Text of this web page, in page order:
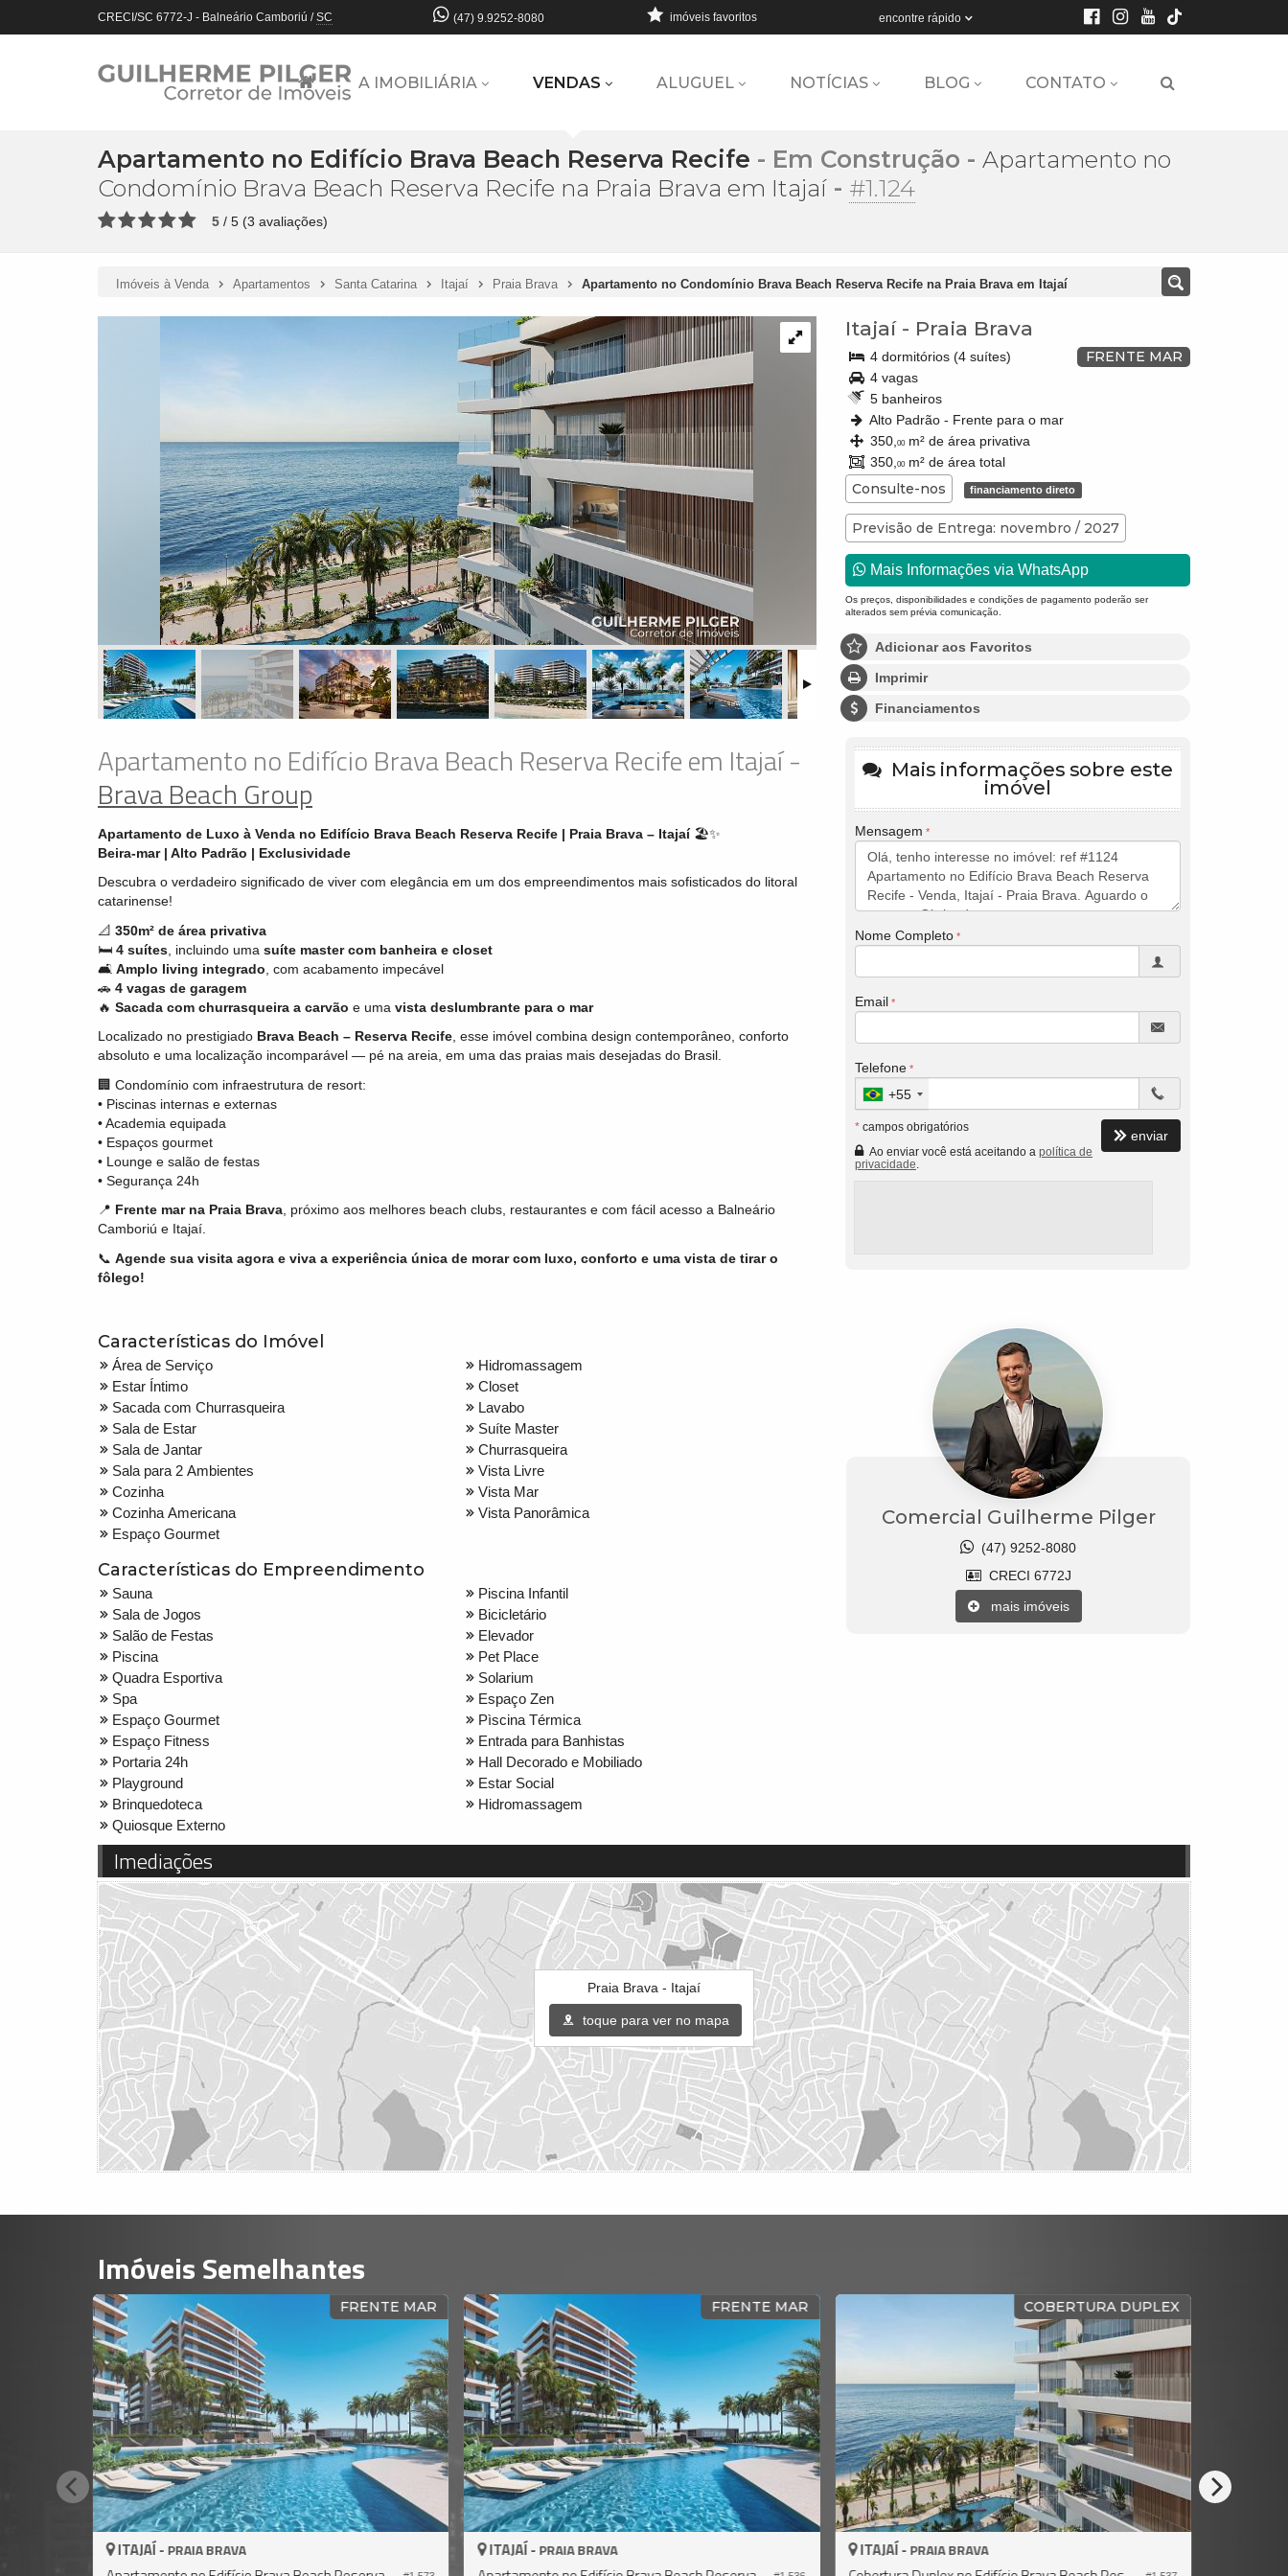
CRECI/SC 6772-J - Balneário Camboriú /SC (47) 9.9252-8080 encontre rápido
imóveis favoritos
A IMOBILIÁRIA VENDAS ALUGUEL NOTÍCIAS BLOG CONTATO
Apartamento no Edifício Brava Beach Reserva Recife - Em Construção - Apartamento no
Condomínio Brava Beach Reserva Recife na Praia Brava em Itajaí - #1.124
5 / 5 (3 avaliações)
Imóveis à Venda Apartamentos Santa Catarina Itajaí Praia Brava Apartamento no Condomínio Brava Beach Reserva Recife na Praia Brava em Itajaí
Apartamento no Edifício Brava Beach Reserva Recife em Itajaí -
Brava Beach Group
Apartamento de Luxo à Venda no Edifício Brava Beach Reserva Recife | Praia Brava – Itajaí🏖️✨
Beira-mar | Alto Padrão | Exclusividade
Descubra o verdadeiro significado de viver com elegância em um dos empreendimentos mais sofisticados do litoral
catarinense!
📐 350m² de área privativa
🛏 4 suítes , incluindo uma suíte master com banheira e closet
🛋 Amplo living integrado , com acabamento impecável
🚗 4 vagas de garagem
🔥 Sacada com churrasqueira a carvão e uma vista deslumbrante para o mar
Localizado no prestigiado Brava Beach – Reserva Recife , esse imóvel combina design contemporâneo, conforto
absoluto e uma localização incomparável — pé na areia, em uma das praias mais desejadas do Brasil.
🏢 Condomínio com infraestrutura de resort:
• Piscinas internas e externas
• Academia equipada
• Espaços gourmet
• Lounge e salão de festas
• Segurança 24h
📍 Frente mar na Praia Brava , próximo aos melhores beach clubs, restaurantes e com fácil acesso a Balneário
Camboriú e Itajaí.
📞 Agende sua visita agora e viva a experiência única de morar com luxo, conforto e uma vista de tirar o
fôlego!
Características do Imóvel
Área de Serviço
Estar Íntimo
Sacada com Churrasqueira
Sala de Estar
Sala de Jantar
Sala para 2 Ambientes
Cozinha
Cozinha Americana
Espaço Gourmet
Hidromassagem
Closet
Lavabo
Suíte Master
Churrasqueira
Vista Livre
Vista Mar
Vista Panorâmica
Características do Empreendimento
Sauna
Sala de Jogos
Salão de Festas
Piscina
Quadra Esportiva
Spa
Espaço Gourmet
Espaço Fitness
Portaria 24h
Playground
Brinquedoteca
Quiosque Externo
Piscina Infantil
Bicicletário
Elevador
Pet Place
Solarium
Espaço Zen
Pìscina Térmica
Entrada para Banhistas
Hall Decorado e Mobiliado
Estar Social
Hidromassagem
Itajaí- Praia Brava
FRENTE MAR
4 dormitórios (4 suítes)
4 vagas
5 banheiros
Alto Padrão - Frente para o mar
350, 00m² de área privativa
350, 00m² de área total
Consulte-nos financiamento direto
Previsão de Entrega: novembro / 2027
Mais Informações via WhatsApp
Os preços, disponibilidades e condições de pagamento poderão ser
alterados sem prévia comunicação.
Adicionar aos Favoritos
Imprimir
Financiamentos
Mais informações sobre este
imóvel
Mensagem
Nome Completo
Email
Telefone
+55
* campos obrigatórios
Ao enviar você está aceitando a política de
privacidade.
enviar
Comercial Guilherme Pilger
(47) 9252-8080
CRECI 6772J
mais imóveis
Imediações
Praia Brava - Itajaí
toque para ver no mapa
Imóveis Semelhantes
FRENTE MAR
ITAJAÍ -PRAIA BRAVA
FRENTE MAR
ITAJAÍ -PRAIA BRAVA
COBERTURA DUPLEX
ITAJAÍ -PRAIA BRAVA